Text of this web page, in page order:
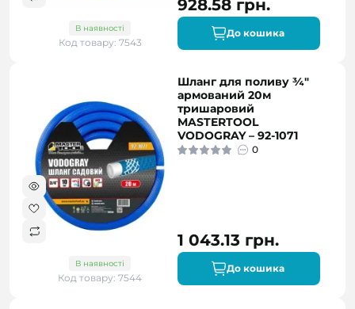
В наявності
Код товару: 7543
928.58 грн.
До кошика
В наявності
Код товару: 7544
Шланг для поливу ¾"
армований 20м
тришаровий
MASTERTOOL
VODOGRAY – 92-1071
0
1 043.13 грн.
До кошика